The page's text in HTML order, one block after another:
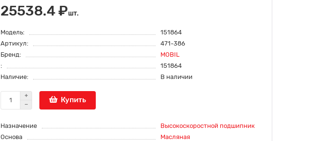
25538.4 ₽шт.
Модель:
151864
Артикул:
471-386
Бренд:
MOBIL
:
151864
Наличие:
В наличии
Купить
Назначение
Высокоскоростной подшипник
Основа
Масляная